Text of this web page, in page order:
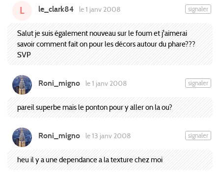
L le_clark84 le 1 janv 2008 signaler
Salut je suis également nouveau sur le foum et j'aimerai
savoir comment fait on pour les décors autour du phare???
SVP
Roni_migno le 1 janv 2008 signaler
pareil superbe mais le ponton pour y aller on la ou?
Roni_migno le 13 janv 2008 signaler
heu il y a une dependance a la texture chez moi